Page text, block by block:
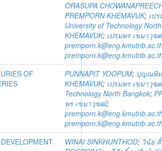
ORASUPA
PREMPORN KHEMAVUK; เป
University of Technology
KHEMAVUK; เปรมพร เขมาวุฆ
OF
PUNNAPIT YOOPUM; ปุญณพิท
KHEMAVUK; เปรมพร เขมาวุฆ
Technology North Bangkok;
พร เขมาวุฆฒ์;
WINAI SINKHUNTHOD; วินัย